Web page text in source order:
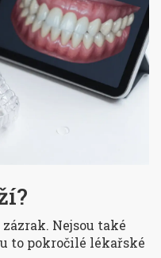
Nejsou také
to pokročilé lékařské